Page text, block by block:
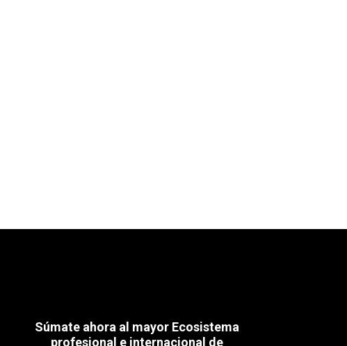
Súmate ahora al mayor Ecosistema
profesional e internacional de